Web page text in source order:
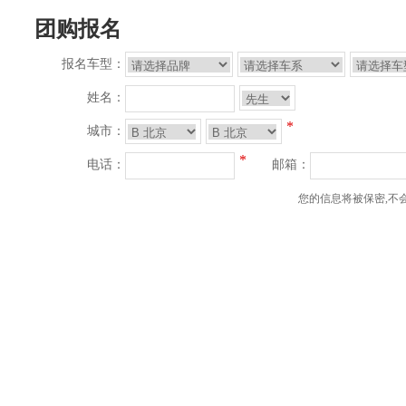
团购报名
报名车型：
姓名：
城市： *
电话： * 邮箱：
您的信息将被保密,不